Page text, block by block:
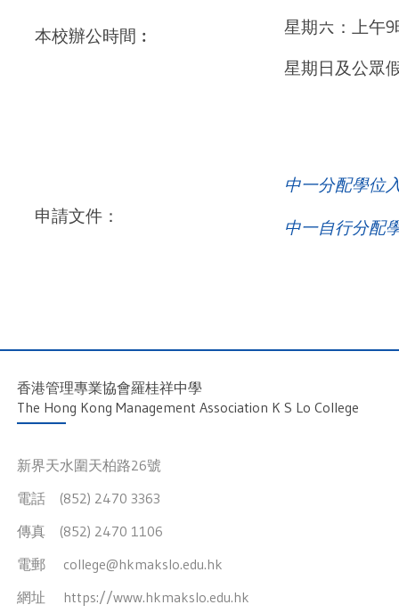
本校辦公時間︰
星期六：上午
星期日及公眾
申請文件：
中一分配學位
中一自行分配
香港管理專業協會羅桂祥中學
The Hong Kong Management Association K S Lo College
新界天水圍天柏路26號
電話 (852) 2470 3363
傳真 (852) 2470 1106
電郵 college@hkmakslo.edu.hk
網址 https://www.hkmakslo.edu.hk